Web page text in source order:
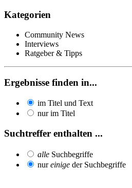
Kategorien
Community News
Interviews
Ratgeber & Tipps
Ergebnisse finden in...
im Titel und Text
nur im Titel
Suchtreffer enthalten ...
alle Suchbegriffe
nureinige der Suchbegriffe